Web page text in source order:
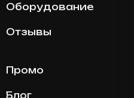
Оборудование
Отзывы
Промо
Блог